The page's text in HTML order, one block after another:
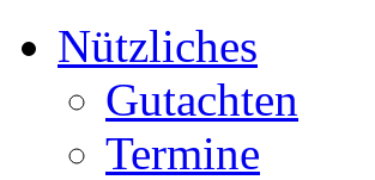
Nützliches
Gutachten
Termine